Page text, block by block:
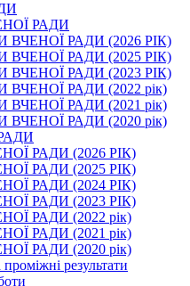
РАДИ
РАДИ (2026 РІК)
РАДИ (2025 РІК)
РАДИ (2023 РІК)
РАДИ (2022 рік)
РАДИ (2021 рік)
РАДИ (2020 рік)
РАДИ (2026 РІК)
РАДИ (2025 РІК)
РАДИ (2024 РІК)
РАДИ (2023 РІК)
РАДИ (2022 рік)
РАДИ (2021 рік)
РАДИ (2020 рік)
результати